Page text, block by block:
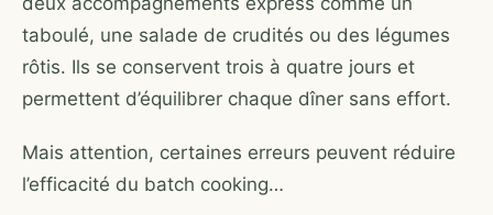
taboulé, une salade de crudités ou des légumes
rôtis. Ils se conservent trois à quatre jours et
permettent d’équilibrer chaque dîner sans effort.
Mais attention, certaines erreurs peuvent réduire
l’efficacité du batch cooking…